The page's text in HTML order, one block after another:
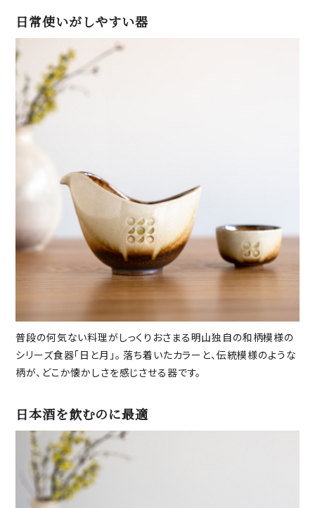
日常使いがしやすい器
普段の何気ない料理がしっくりおさまる明山独自の和柄模様の
シリーズ食器「日と月」。 落ち着いたカラーと、伝統模様のような
柄が、どこか懐かしさを感じさせる器です。
日本酒を飲むのに最適